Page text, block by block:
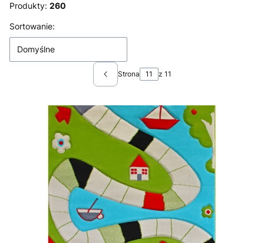
Produkty: 260
Lista produktów
Sortowanie:
Domyślne
Poprzednie produkty
Strona z 11